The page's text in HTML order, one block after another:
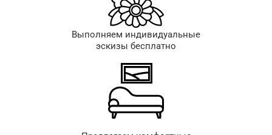
Выполняем индивидуальные
эскизы бесплатно